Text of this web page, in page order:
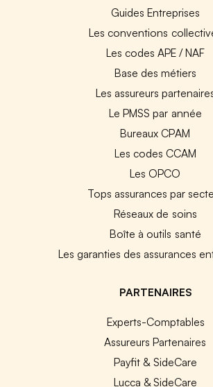
Guides Entreprises
Les conventions
Les codes APE / NAF
Base des métiers
Les assureurs
Le PMSS par année
Bureaux CPAM
Les codes CCAM
Les OPCO
Tops assurances par
Réseaux de soins
Boîte à outils santé
Les garanties des assurances
PARTENAIRES
Experts-Comptables
Assureurs Partenaires
Payfit & SideCare
Lucca & SideCare